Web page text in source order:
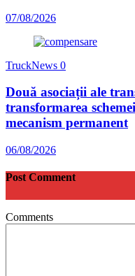
07/08/2026
TruckNews 0
Două asociații ale
transformarea
mecanism permanent
06/08/2026
Post Comment
Comments